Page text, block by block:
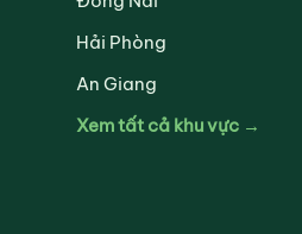
Hải Phòng
An Giang
Xem tất cả khu vực →